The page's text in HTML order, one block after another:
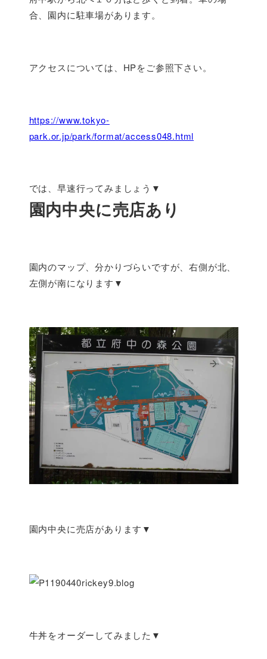
合、園内に駐車場があります。
アクセスについては、HPをご参照下さい。
https://www.tokyo-
park.or.jp/park/format/access048.html
では、早速行ってみましょう▼
園内中央に売店あり
園内のマップ、分かりづらいですが、右側が北、
左側が南になります▼
園内中央に売店があります▼
牛丼をオーダーしてみました▼